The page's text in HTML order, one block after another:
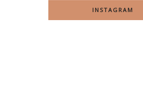
INSTAGRAM